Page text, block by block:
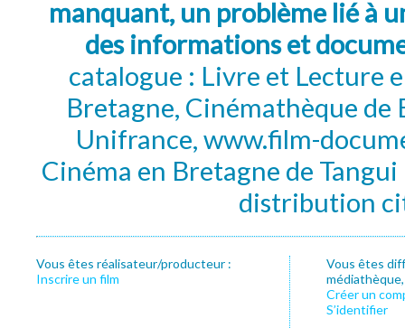
manquant, un problème lié à
des informations et
catalogue : Livre et Lecture
Bretagne, Cinémathèque de
Unifrance, www.film-
Cinéma en Bretagne de
distribution
Vous êtes réalisateur/producteur :
Inscrire un film
Vous êtes
Créer un
S’identifier